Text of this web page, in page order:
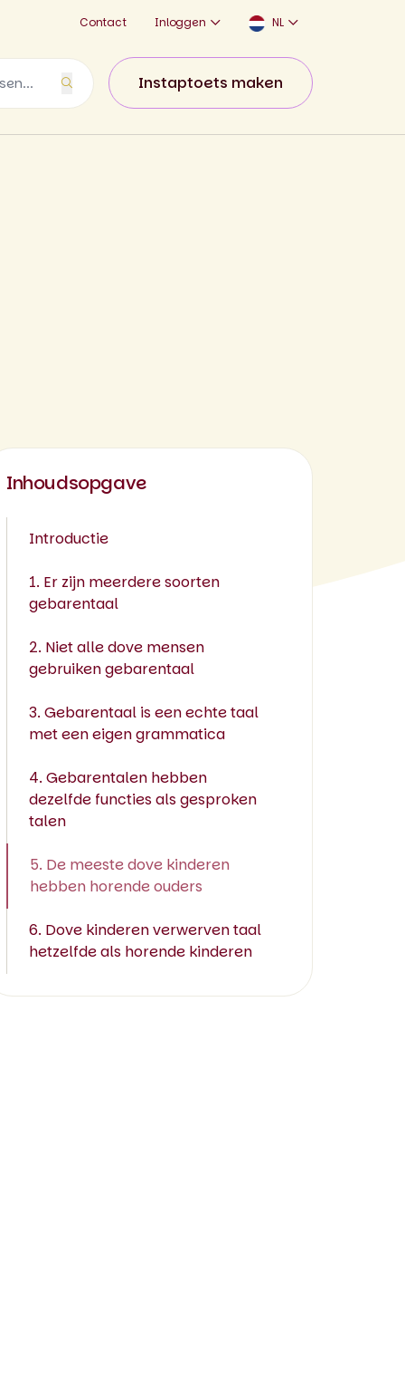
Contact Inloggen NL
Instaptoets maken
Inhoudsopgave
Introductie
1. Er zijn meerdere soorten
gebarentaal
2. Niet alle dove mensen
gebruiken gebarentaal
3. Gebarentaal is een echte taal
met een eigen grammatica
4. Gebarentalen hebben
dezelfde functies als gesproken
talen
5. De meeste dove kinderen
hebben horende ouders
6. Dove kinderen verwerven taal
hetzelfde als horende kinderen